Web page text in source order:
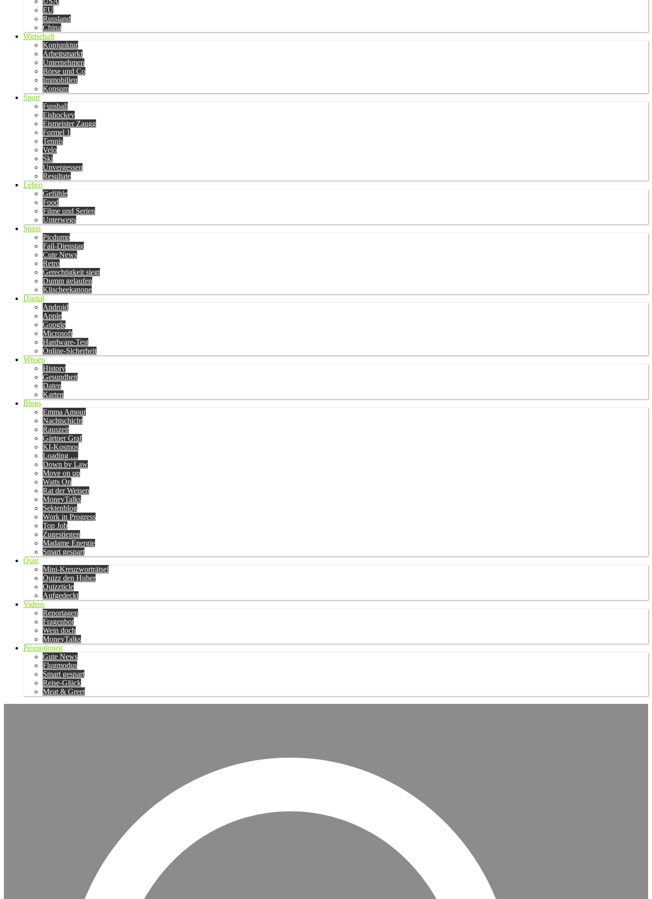
EU
Russland
China
Wirtschaft
Konjunktur
Arbeitsmarkt
Unternehmen
Börse und Co
Immobilien
Konsum
Sport
Fussball
Eishockey
Eismeister Zaugg
Formel 1
Tennis
Velo
Ski
Unvergessen
Resultate
Leben
Gefühle
Food
Filme und Serien
Unterwegs
Spass
Picdump
Fail-Dienstag
Cute News
Retro
Gerechtigkeit siegt
Dumm gelaufen
Klischeekanone
Digital
Android
Apple
Google
Microsoft
Hardware-Test
Online-Sicherheit
Wissen
History
Gesundheit
Daten
Karten
Blogs
Emma Amour
Nachtschicht
Rauszeit
Gärtner Graf
KI-Kosmos
Loading …
Down by Law
Move on up
Watts On
Rat der Weisen
MoneyTalks
Sektenblog
Work in Progress
Top Job
Zugestiegen
Madame Energie
Smart gespart
Quiz
Mini-Kreuzworträtsel
Quizz den Huber
Quizzticle
Aufgedeckt
Videos
Reportagen
Fragenbot
Wein doch
MoneyTalks
Promotionen
Gute News
Flugmodus
Smart gespart
Reise-Glück
Meat & Greet